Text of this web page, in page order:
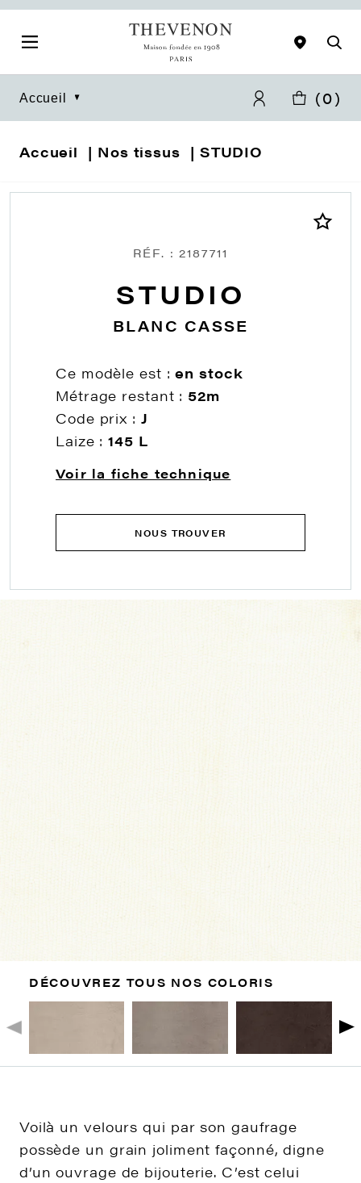
Accueil (0)
Accueil Nos tissus STUDIO
RÉF. : 2187711
STUDIO
BLANC CASSE
Ce modèle est :en stock
Métrage restant : 52m
Code prix : J
Laize :145 L
Voir la fiche technique
NOUS TROUVER
DÉCOUVREZ TOUS NOS COLORIS
Voilà un velours qui par son gaufrage
possède un grain joliment façonné, digne
d’un ouvrage de bijouterie. C’est celui